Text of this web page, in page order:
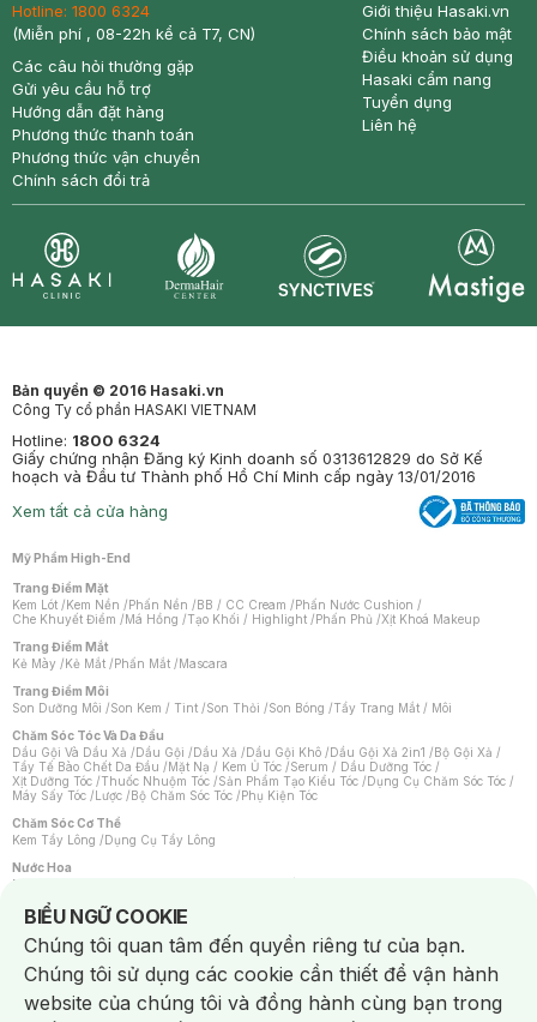
Hotline: 1800 6324
(Miễn phí , 08-22h kể cả T7, CN)
Các câu hỏi thường gặp
Gửi yêu cầu hỗ trợ
Hướng dẫn đặt hàng
Phương thức thanh toán
Phương thức vận chuyển
Chính sách đổi trả
Giới thiệu Hasaki.vn
Chính sách bảo mật
Điều khoản sử dụng
Hasaki cẩm nang
Tuyển dụng
Liên hệ
Bản quyền © 2016 Hasaki.vn
Công Ty cổ phần HASAKI VIETNAM
Hotline: 1800 6324
Giấy chứng nhận Đăng ký Kinh doanh số 0313612829 do Sở Kế
hoạch và Đầu tư Thành phố Hồ Chí Minh cấp ngày 13/01/2016
Xem tất cả cửa hàng
Mỹ Phẩm High-End
Trang Điểm Mặt
Kem Lót /Kem Nền /Phấn Nền /BB / CC Cream /Phấn Nước Cushion /
Che Khuyết Điểm /Má Hồng /Tạo Khối / Highlight /Phấn Phủ /Xịt Khoá Makeup
Trang Điểm Mắt
Kẻ Mày /Kẻ Mắt /Phấn Mắt /Mascara
Trang Điểm Môi
Son Dưỡng Môi /Son Kem / Tint /Son Thỏi /Son Bóng /Tẩy Trang Mắt / Môi
Chăm Sóc Tóc Và Da Đầu
Dầu Gội Và Dầu Xả /Dầu Gội /Dầu Xả /Dầu Gội Khô /Dầu Gội Xả 2in1 /Bộ Gội Xả /
Tẩy Tế Bào Chết Da Đầu /Mặt Nạ / Kem Ủ Tóc /Serum / Dầu Dưỡng Tóc /
Xịt Dưỡng Tóc /Thuốc Nhuộm Tóc /Sản Phẩm Tạo Kiểu Tóc /Dụng Cụ Chăm Sóc Tóc /
Máy Sấy Tóc /Lược /Bộ Chăm Sóc Tóc /Phụ Kiện Tóc
Chăm Sóc Cơ Thể
Kem Tẩy Lông /Dụng Cụ Tẩy Lông
Nước Hoa
Nước Hoa Nữ
Chăm Sóc Cá Nhân
Chống Muỗi /Khẩu Trang /Máy Massage/Mặt Nạ Xông Hơi /Nước Rửa Tay/
Sản Phẩm Chăm Sóc Khác /Bàn Chải Đánh Răng /Bàn Chải Điện/
Hỗ Trợ Trắng Răng/Kem Đánh Răng /Máy Tăm Nước/ Nước Súc Miệng/
Tăm / Chỉ Nha Khoa/ Xịt Thơm Miệng / Dung Dịch Vệ Sinh/Dưỡng Vùng Kín/
Khăn Ướt Vệ Sinh Vùng Kín/Băng Vệ Sinh/Tampon/Bọt Cạo Râu /Dao Cạo Râu/
Máy Cạo Râu
BIỂU NGỮ COOKIE
Notice about cookies usage
Chúng tôi quan tâm đến quyền riêng tư của bạn.
Chúng tôi sử dụng các cookie cần thiết để vận hành
website của chúng tôi và đồng hành cùng bạn trong